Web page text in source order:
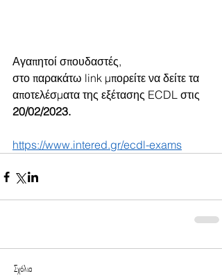
Αγαπητοί σπουδαστές,
στο παρακάτω link μπορείτε να δείτε τα
αποτελέσματα της εξέτασης ECDL στις
20/02/2023.
https://www.intered.gr/ecdl-exams
Σχόλια